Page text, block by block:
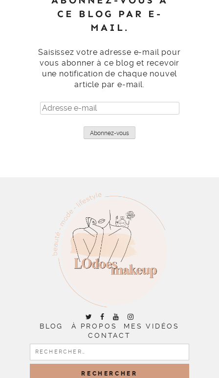
CE BLOG PAR E-
MAIL.
Saisissez votre adresse e-mail pour
vous abonner à ce blog et recevoir
une notification de chaque nouvel
article par e-mail.
Adresse
e-
Abonnez-vous
BLOG À PROPOS
MES VIDÉOS
CONTACT
RECHERCHER :